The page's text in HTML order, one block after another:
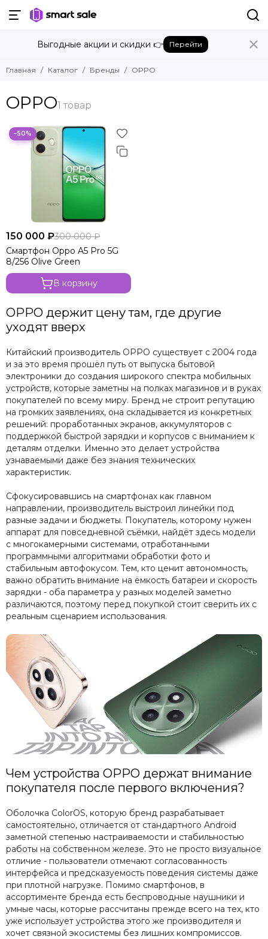
Назад
Бренды
Amazon
Beats
DJI
Dyson
Fujifilm
HUAWEI
Insta360
JBL
Marshall
Microsoft
Nintendo
Oculus
OnePlus
ONYX BOOX
OPPO
Oukitel
Pico
Plaud Note
POCO
Realme
Samsung
Sony
Tecno
Valve
Whoop
Xbox
Xiaomi
ZTE
Выгодные акции и скидки 👉 Перейти
Главная Каталог Бренды OPPO
OPPO
−50%
150 000 ₽300 000 ₽
Смартфон Oppo A5 Pro 5G
8/256 Olive Green
В корзину
OPPO держит цену там, где другие
уходят вверх
Китайский производитель OPPO существует с 2004 года
и за это время прошёл путь от выпуска бытовой
электроники до создания широкого спектра мобильных
устройств, которые заметны на полках магазинов и в руках
покупателей по всему миру. Бренд не строит репутацию
на громких заявлениях, она складывается из конкретных
решений: проработанных экранов, аккумуляторов с
поддержкой быстрой зарядки и корпусов с вниманием к
деталям отделки. Именно это делает устройства
узнаваемыми даже без знания технических
характеристик.
Сфокусировавшись на смартфонах как главном
направлении, производитель выстроил линейки под
разные задачи и бюджеты. Покупатель, которому нужен
аппарат для повседневной съёмки, найдёт здесь модели
с многокамерными системами, отработанными
программными алгоритмами обработки фото и
стабильным автофокусом. Тем, кто ценит автономность,
важно обратить внимание на ёмкость батареи и скорость
зарядки - оба параметра у разных моделей заметно
различаются, поэтому перед покупкой стоит сверить их с
реальным сценарием использования.
Чем устройства OPPO держат внимание
покупателя после первого включения?
Оболочка ColorOS, которую бренд разрабатывает
самостоятельно, отличается от стандартного Android
заметной степенью настраиваемости и стабильностью
работы на собственном железе. Это не просто визуальное
отличие - пользователи отмечают согласованность
интерфейса и предсказуемость поведения системы даже
при плотной нагрузке. Помимо смартфонов, в
ассортименте бренда есть беспроводные наушники и
умные часы, которые рассчитаны прежде всего на тех, кто
уже использует устройства этого же производителя и
хочет связной экосистемы без лишних компромиссов.